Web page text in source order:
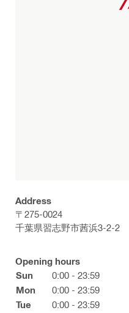
Address
〒275-0024
千葉県習志野市茜浜3-2-2
Opening hours
Sun
0:00 - 23:59
Mon
0:00 - 23:59
Tue
0:00 - 23:59